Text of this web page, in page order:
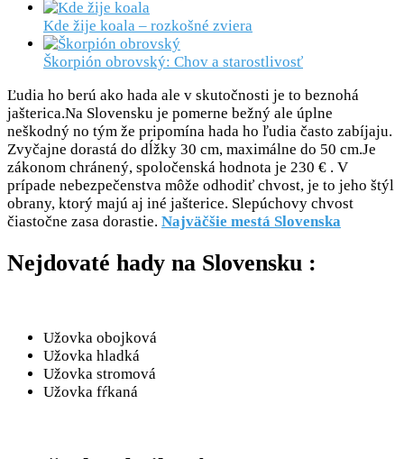
Kde žije koala – rozkošné zviera
Škorpión obrovský: Chov a starostlivosť
Ľudia ho berú ako hada ale v skutočnosti je to beznohá
jašterica.Na Slovensku je pomerne bežný ale úplne
neškodný no tým že pripomína hada ho ľudia často zabíjaju.
Zvyčajne dorastá do dĺžky 30 cm, maximálne do 50 cm.Je
zákonom chránený, spoločenská hodnota je 230 € . V
prípade nebezpečenstva môže odhodiť chvost, je to jeho štýl
obrany, ktorý majú aj iné jašterice. Slepúchovy chvost
čiastočne zasa dorastie. Najväčšie mestá Slovenska
Nejdovaté hady na Slovensku :
Užovka obojková
Užovka hladká
Užovka stromová
Užovka fŕkaná